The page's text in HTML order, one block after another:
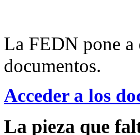
La FEDN pone
documentos.
Acceder a los
La pieza que